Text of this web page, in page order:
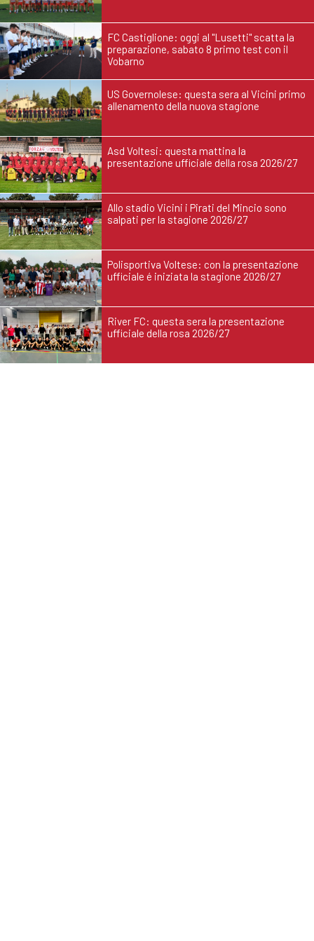
FC Castiglione: oggi al "Lusetti" scatta la
preparazione, sabato 8 primo test con il
Vobarno
US Governolese: questa sera al Vicini primo
allenamento della nuova stagione
Asd Voltesi: questa mattina la
presentazione ufficiale della rosa 2026/27
Allo stadio Vicini i Pirati del Mincio sono
salpati per la stagione 2026/27
Polisportiva Voltese: con la presentazione
ufficiale é iniziata la stagione 2026/27
River FC: questa sera la presentazione
ufficiale della rosa 2026/27